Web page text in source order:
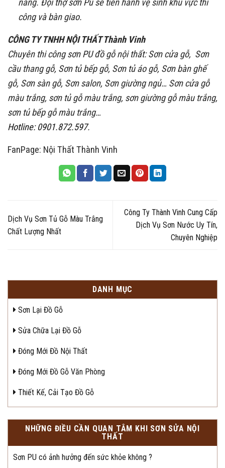
DANH MỤC
Sơn Lại Đồ Gỗ
Sửa Chữa Lại Đồ Gỗ
Đóng Mới Đồ Nội Thất
Đóng Mới Đồ Gỗ Văn Phòng
Thiết Kế, Cải Tạo Đồ Gỗ
NHỮNG ĐIỀU CẦN QUAN TÂM KHI SƠN SỬA NỘI
THẤT
Sơn PU có ảnh hưởng đến sức khỏe không ?
nắng. Đội thợ sơn Pu sẽ tiến hành vệ sinh khu vực thi
công và bàn giao.
CÔNG TY TNHH NỘI THẤT Thành Vinh
Chuyên thi công sơn PU đồ gỗ nội thất: Sơn cửa gỗ, Sơn
cầu thang gỗ, Sơn tủ bếp gỗ, Sơn tủ áo gỗ, Sơn bàn ghế
gỗ, Sơn sàn gỗ, Sơn salon, Sơn giường ngủ… Sơn cửa gỗ
màu trắng, sơn tủ gỗ màu trắng, sơn giường gỗ màu trắng,
sơn tủ bếp gỗ màu trắng…
Hotline: 0901.872.597.
FanPage: Nội Thất Thành Vinh
Dịch Vụ Sơn Tủ Gỗ Màu Trắng
Chất Lượng Nhất
Công Ty Thành Vinh Cung Cấp
Dịch Vụ Sơn Nước Uy Tín,
Chuyên Nghiệp